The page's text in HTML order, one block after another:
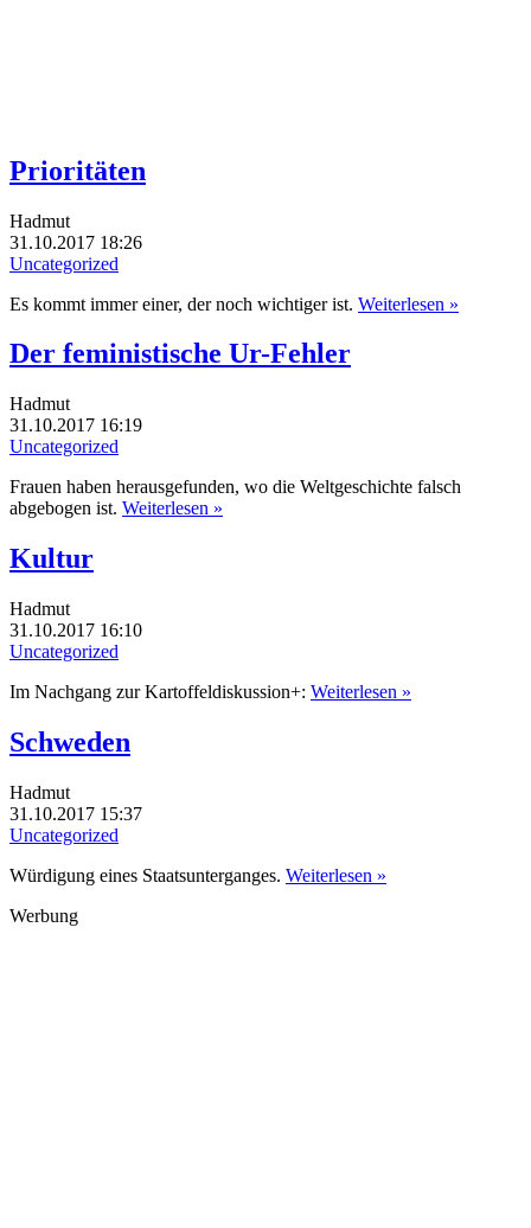
Prioritäten
Hadmut
31.10.2017 18:26
Uncategorized
Es kommt immer einer, der noch wichtiger ist. Weiterlesen »
Der feministische Ur-Fehler
Hadmut
31.10.2017 16:19
Uncategorized
Frauen haben herausgefunden, wo die Weltgeschichte falsch
abgebogen ist. Weiterlesen »
Kultur
Hadmut
31.10.2017 16:10
Uncategorized
Im Nachgang zur Kartoffeldiskussion+: Weiterlesen »
Schweden
Hadmut
31.10.2017 15:37
Uncategorized
Würdigung eines Staatsunterganges. Weiterlesen »
Werbung